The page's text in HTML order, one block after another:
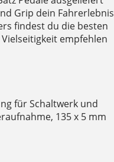
Grip dein Fahrerlebnis
findest du die besten
empfehlen
für Schaltwerk und
135 x 5 mm